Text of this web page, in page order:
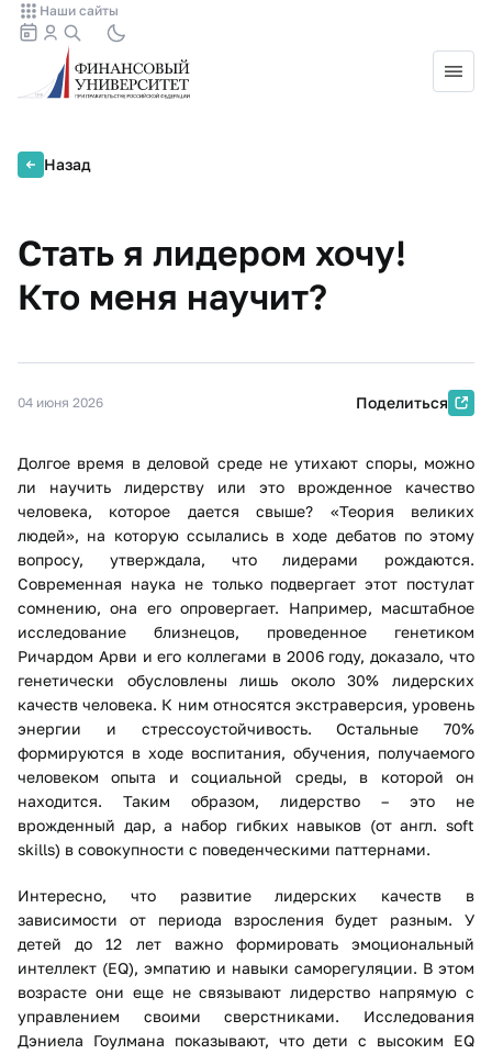
Наши сайты
Назад
Стать я лидером хочу!
Кто меня научит?
04 июня 2026 Поделиться
Долгое время в деловой среде не утихают споры, можно
ли научить лидерству или это врожденное качество
человека, которое дается свыше? «Теория великих
людей», на которую ссылались в ходе дебатов по этому
вопросу, утверждала, что лидерами рождаются.
Современная наука не только подвергает этот постулат
сомнению, она его опровергает. Например, масштабное
исследование близнецов, проведенное генетиком
Ричардом Арви и его коллегами в 2006 году, доказало, что
генетически обусловлены лишь около 30% лидерских
качеств человека. К ним относятся экстраверсия, уровень
энергии и стрессоустойчивость. Остальные 70%
формируются в ходе воспитания, обучения, получаемого
человеком опыта и социальной среды, в которой он
находится. Таким образом, лидерство – это не
врожденный дар, а набор гибких навыков (от англ. soft
skills) в совокупности с поведенческими паттернами.
Интересно, что развитие лидерских качеств в
зависимости от периода взросления будет разным. У
детей до 12 лет важно формировать эмоциональный
интеллект (EQ), эмпатию и навыки саморегуляции. В этом
возрасте они еще не связывают лидерство напрямую с
управлением своими сверстниками. Исследования
Дэниела Гоулмана показывают, что дети с высоким EQ